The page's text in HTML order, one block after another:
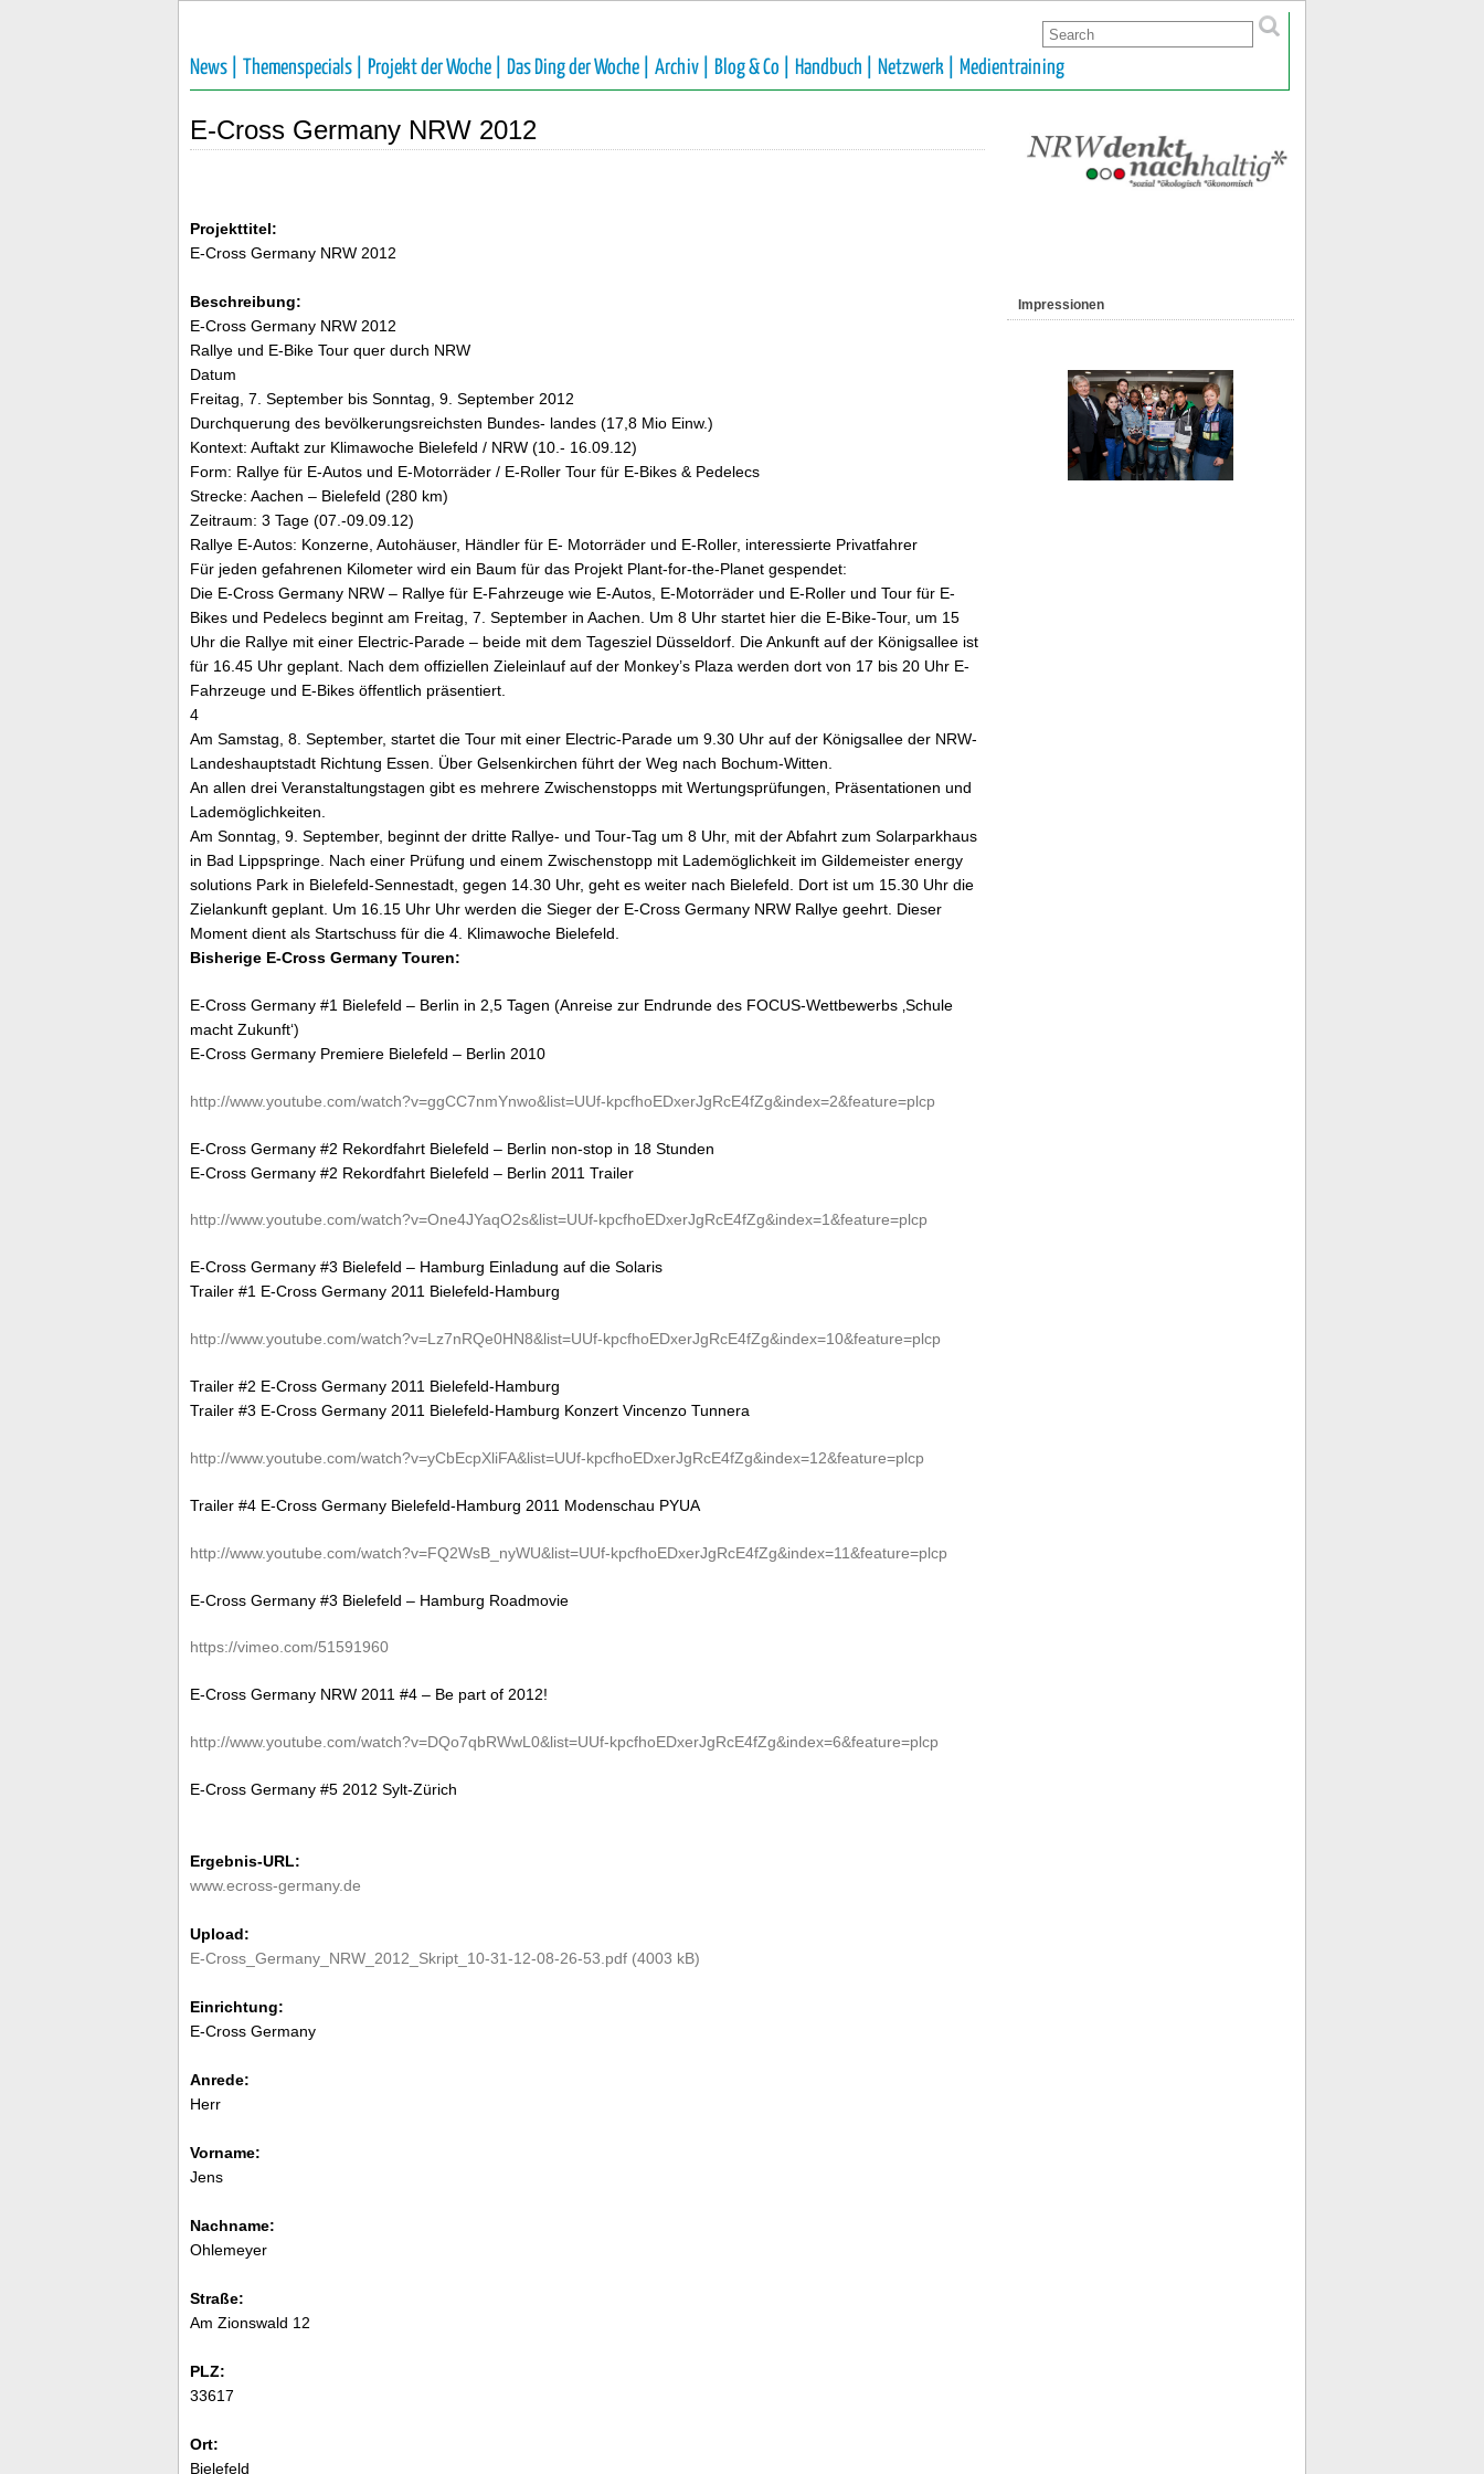
News | Themenspecials | Projekt der Woche | Das Ding der Woche | Archiv | Blog & Co | Handbuch | Netzwerk | Medientraining
E-Cross Germany NRW 2012
Projekttitel:
E-Cross Germany NRW 2012
Beschreibung:
E-Cross Germany NRW 2012
Rallye und E-Bike Tour quer durch NRW
Datum
Freitag, 7. September bis Sonntag, 9. September 2012
Durchquerung des bevölkerungsreichsten Bundes- landes (17,8 Mio Einw.)
Kontext: Auftakt zur Klimawoche Bielefeld / NRW (10.- 16.09.12)
Form: Rallye für E-Autos und E-Motorräder / E-Roller Tour für E-Bikes & Pedelecs
Strecke: Aachen – Bielefeld (280 km)
Zeitraum: 3 Tage (07.-09.09.12)
Rallye E-Autos: Konzerne, Autohäuser, Händler für E- Motorräder und E-Roller, interessierte Privatfahrer
Für jeden gefahrenen Kilometer wird ein Baum für das Projekt Plant-for-the-Planet gespendet:
Die E-Cross Germany NRW – Rallye für E-Fahrzeuge wie E-Autos, E-Motorräder und E-Roller und Tour für E-
Bikes und Pedelecs beginnt am Freitag, 7. September in Aachen. Um 8 Uhr startet hier die E-Bike-Tour, um 15
Uhr die Rallye mit einer Electric-Parade – beide mit dem Tagesziel Düsseldorf. Die Ankunft auf der Königsallee ist
für 16.45 Uhr geplant. Nach dem offiziellen Zieleinlauf auf der Monkey’s Plaza werden dort von 17 bis 20 Uhr E-
Fahrzeuge und E-Bikes öffentlich präsentiert.
4
Am Samstag, 8. September, startet die Tour mit einer Electric-Parade um 9.30 Uhr auf der Königsallee der NRW-
Landeshauptstadt Richtung Essen. Über Gelsenkirchen führt der Weg nach Bochum-Witten.
An allen drei Veranstaltungstagen gibt es mehrere Zwischenstopps mit Wertungsprüfungen, Präsentationen und
Lademöglichkeiten.
Am Sonntag, 9. September, beginnt der dritte Rallye- und Tour-Tag um 8 Uhr, mit der Abfahrt zum Solarparkhaus
in Bad Lippspringe. Nach einer Prüfung und einem Zwischenstopp mit Lademöglichkeit im Gildemeister energy
solutions Park in Bielefeld-Sennestadt, gegen 14.30 Uhr, geht es weiter nach Bielefeld. Dort ist um 15.30 Uhr die
Zielankunft geplant. Um 16.15 Uhr Uhr werden die Sieger der E-Cross Germany NRW Rallye geehrt. Dieser
Moment dient als Startschuss für die 4. Klimawoche Bielefeld.
Bisherige E-Cross Germany Touren:
E-Cross Germany #1 Bielefeld – Berlin in 2,5 Tagen (Anreise zur Endrunde des FOCUS-Wettbewerbs ‚Schule
macht Zukunft‘)
E-Cross Germany Premiere Bielefeld – Berlin 2010
http://www.youtube.com/watch?v=ggCC7nmYnwo&list=UUf-kpcfhoEDxerJgRcE4fZg&index=2&feature=plcp
E-Cross Germany #2 Rekordfahrt Bielefeld – Berlin non-stop in 18 Stunden
E-Cross Germany #2 Rekordfahrt Bielefeld – Berlin 2011 Trailer
http://www.youtube.com/watch?v=One4JYaqO2s&list=UUf-kpcfhoEDxerJgRcE4fZg&index=1&feature=plcp
E-Cross Germany #3 Bielefeld – Hamburg Einladung auf die Solaris
Trailer #1 E-Cross Germany 2011 Bielefeld-Hamburg
http://www.youtube.com/watch?v=Lz7nRQe0HN8&list=UUf-kpcfhoEDxerJgRcE4fZg&index=10&feature=plcp
Trailer #2 E-Cross Germany 2011 Bielefeld-Hamburg
Trailer #3 E-Cross Germany 2011 Bielefeld-Hamburg Konzert Vincenzo Tunnera
http://www.youtube.com/watch?v=yCbEcpXliFA&list=UUf-kpcfhoEDxerJgRcE4fZg&index=12&feature=plcp
Trailer #4 E-Cross Germany Bielefeld-Hamburg 2011 Modenschau PYUA
http://www.youtube.com/watch?v=FQ2WsB_nyWU&list=UUf-kpcfhoEDxerJgRcE4fZg&index=11&feature=plcp
E-Cross Germany #3 Bielefeld – Hamburg Roadmovie
https://vimeo.com/51591960
E-Cross Germany NRW 2011 #4 – Be part of 2012!
http://www.youtube.com/watch?v=DQo7qbRWwL0&list=UUf-kpcfhoEDxerJgRcE4fZg&index=6&feature=plcp
E-Cross Germany #5 2012 Sylt-Zürich
Ergebnis-URL:
www.ecross-germany.de
Upload:
E-Cross_Germany_NRW_2012_Skript_10-31-12-08-26-53.pdf (4003 kB)
Einrichtung:
E-Cross Germany
Anrede:
Herr
Vorname:
Jens
Nachname:
Ohlemeyer
Straße:
Am Zionswald 12
PLZ:
33617
Ort:
Bielefeld
Impressionen